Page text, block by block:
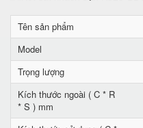
Tên sản phẩm
Model
Trọng lượng
Kích thước ngoài ( C * R
* S ) mm